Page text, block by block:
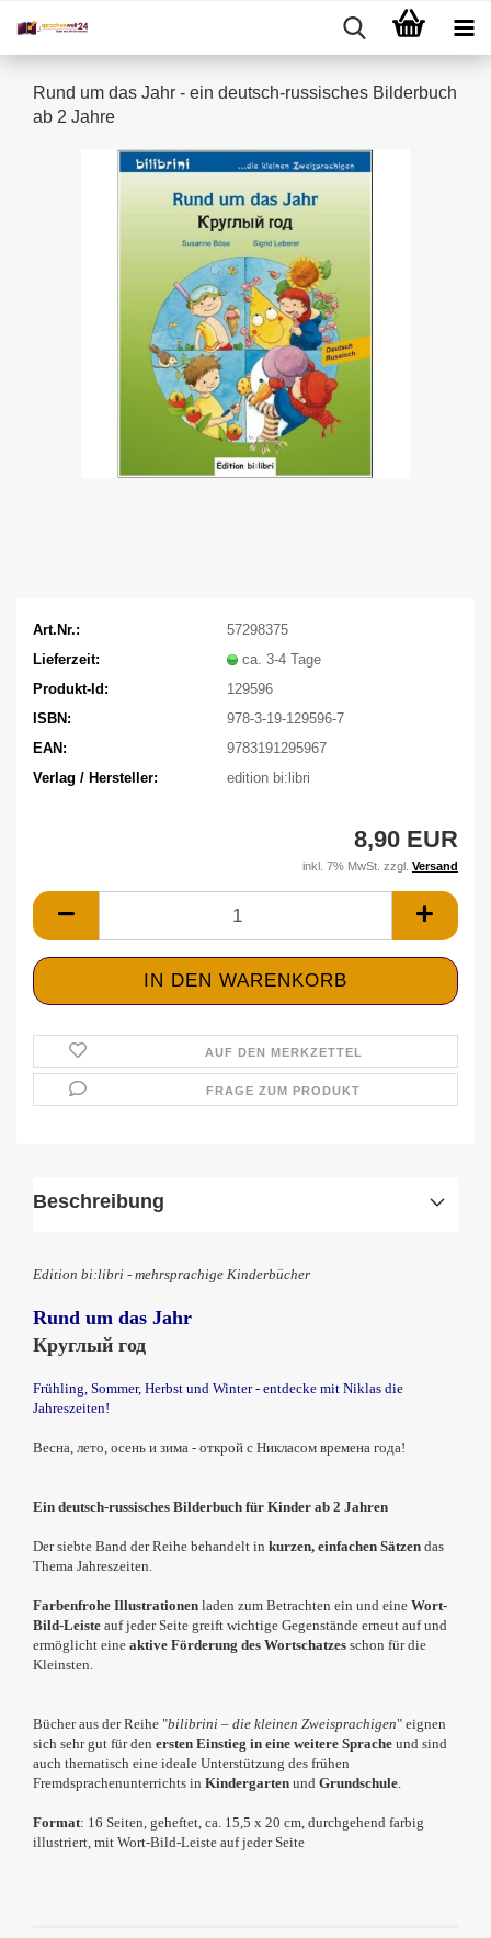
Rund um das Jahr - ein deutsch-russisches Bilderbuch
ab 2 Jahre
Art.Nr.:
57298375
Lieferzeit:
ca. 3-4 Tage
Produkt-Id:
129596
ISBN:
978-3-19-129596-7
EAN:
9783191295967
Verlag / Hersteller:
edition bi:libri
8,90 EUR
inkl. 7% MwSt. zzgl. Versand
AUF DEN MERKZETTEL
FRAGE ZUM PRODUKT
Beschreibung
Edition bi:libri - mehrsprachige Kinderbücher
Rund um das Jahr
Круглый год
Frühling, Sommer, Herbst und Winter - entdecke mit Niklas die
Jahreszeiten!
Весна, лето, осень и зима - открой с Никласом времена года!
Ein deutsch-russisches Bilderbuch für Kinder ab 2 Jahren
Der siebte Band der Reihe behandelt in kurzen, einfachen Sätzen das
Thema Jahreszeiten.
Farbenfrohe Illustrationen laden zum Betrachten ein und eine Wort-
Bild-Leiste auf jeder Seite greift wichtige Gegenstände erneut auf und
ermöglicht eine aktive Förderung des Wortschatzes schon für die
Kleinsten.
Bücher aus der Reihe "bilibrini – die kleinen Zweisprachigen" eignen
sich sehr gut für den ersten Einstieg in eine weitere Sprache und sind
auch thematisch eine ideale Unterstützung des frühen
Fremdsprachenunterrichts in Kindergarten und Grundschule.
Format: 16 Seiten, geheftet, ca. 15,5 x 20 cm, durchgehend farbig
illustriert, mit Wort-Bild-Leiste auf jeder Seite